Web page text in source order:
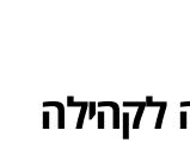
לקהילה